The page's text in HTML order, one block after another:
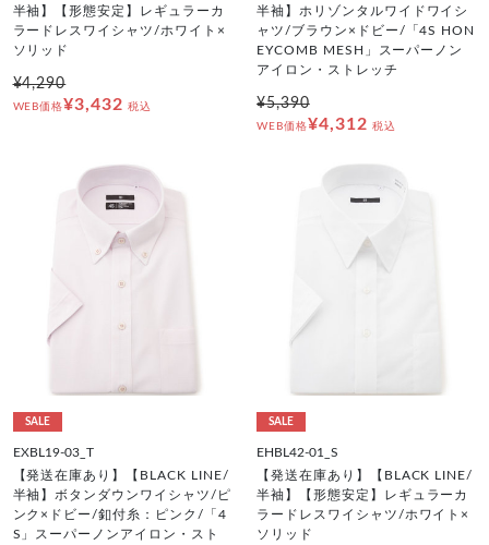
半袖】【形態安定】レギュラーカ
ラードレスワイシャツ/ホワイト×
ソリッド
¥4,290
WEB価格¥3,432 税込
半袖】ホリゾンタルワイドワイシ
ャツ/ブラウン×ドビー/「4S HON
EYCOMB MESH」スーパーノン
アイロン・ストレッチ
¥5,390
WEB価格¥4,312 税込
SALE
EXBL19-03_T
【発送在庫あり】【BLACK LINE/
半袖】ボタンダウンワイシャツ/ピ
ンク×ドビー/釦付糸：ピンク/「4
S」スーパーノンアイロン・スト
SALE
EHBL42-01_S
【発送在庫あり】【BLACK LINE/
半袖】【形態安定】レギュラーカ
ラードレスワイシャツ/ホワイト×
ソリッド